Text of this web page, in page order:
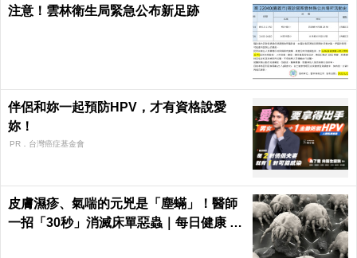
注意！雲林衛生局緊急公布新足跡
伴侶和妳一起預防HPV，才有資格說愛
妳！
PR．台灣癌症基金會
皮膚濕疹、氣喘的元兇是「塵蟎」！醫師
一招「30秒」消滅床單惡蟲｜每日健康 H